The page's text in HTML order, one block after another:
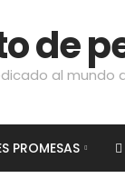
de
al mundo
PROMESAS